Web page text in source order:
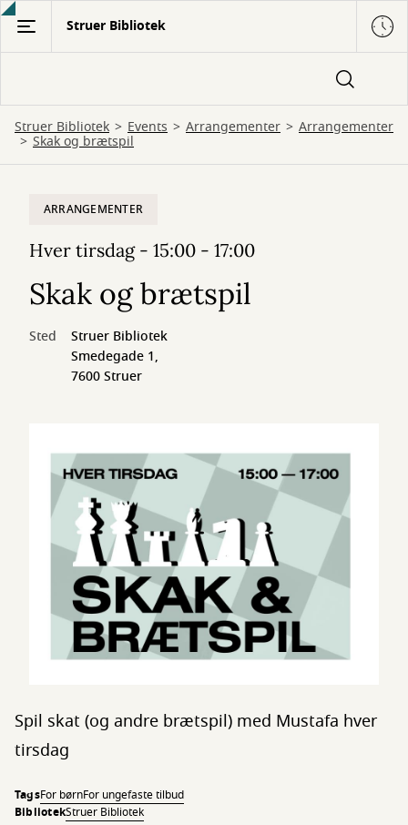
Gå
hovedindhold
Struer Bibliotek
Struer Bibliotek Events Arrangementer Arrangementer
Skak og brætspil
ARRANGEMENTER
Hver tirsdag - 15:00 - 17:00
Skak og brætspil
Sted
Struer Bibliotek
Smedegade 1,
7600 Struer
Spil skat (og andre brætspil) med Mustafa hver
tirsdag
TagsFor børnFor ungefaste tilbud
BibliotekStruer Bibliotek